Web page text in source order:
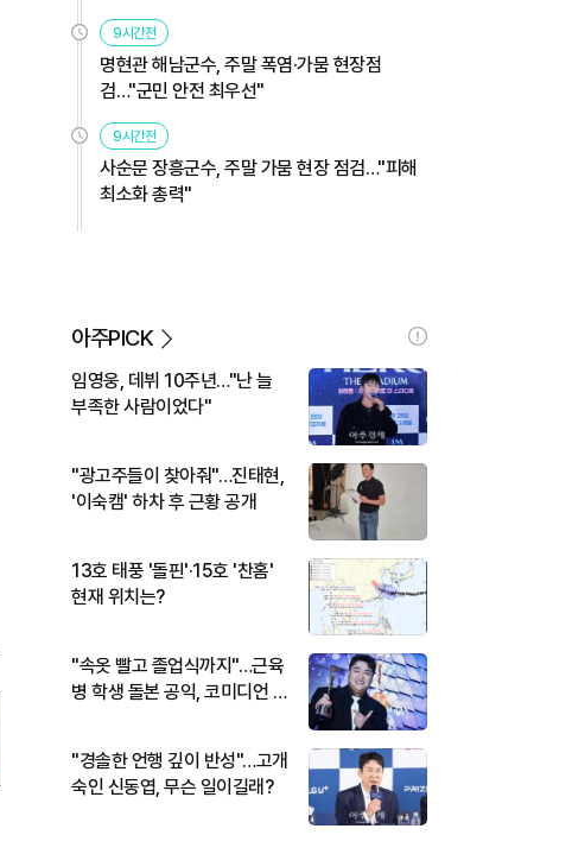
9시간전
명현관 해남군수, 주말 폭염·가뭄 현장점
검…"군민 안전 최우선"
9시간전
사순문 장흥군수, 주말 가뭄 현장 점검…"피해
최소화 총력"
아주PICK
임영웅, 데뷔 10주년…"난 늘
부족한 사람이었다"
"광고주들이 찾아줘"…진태현,
'이숙캠' 하차 후 근황 공개
13호 태풍 '돌핀'·15호 '찬홈'
현재 위치는?
"속옷 빨고 졸업식까지"…근육
병 학생 돌본 공익, 코미디언 김
"경솔한 언행 깊이 반성"…고개
숙인 신동엽, 무슨 일이길래?